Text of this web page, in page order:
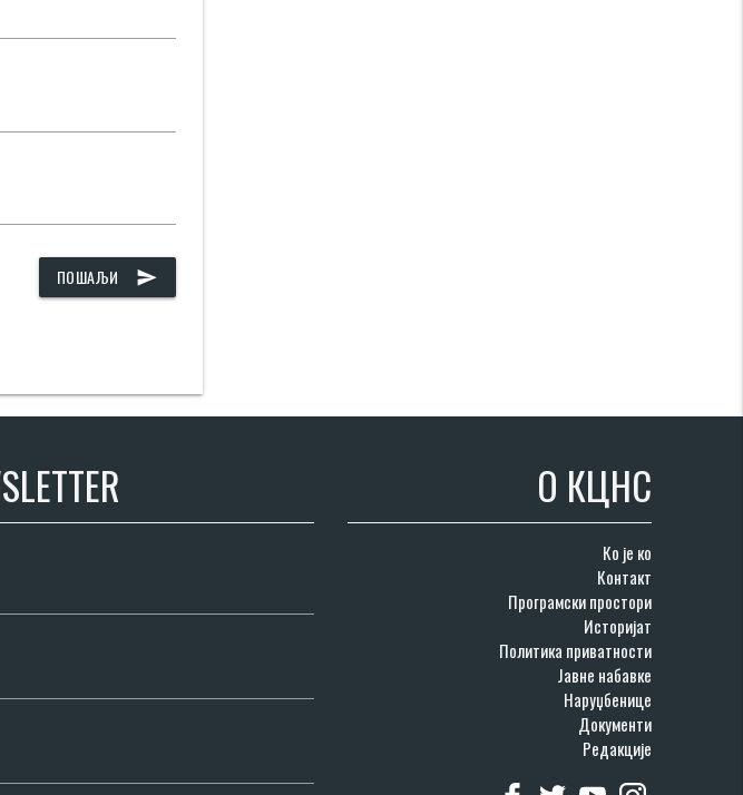
ПОШАЉИ send
О КЦНС
Ко је ко
Контакт
Програмски простори
Историјат
Политика приватности
Јавне набавке
Наруџбенице
Документи
Редакције